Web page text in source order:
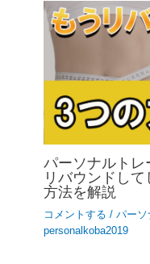
パーソナルトレ
リバウンドし
方法を解説
コメントする /パー
personalkoba2019